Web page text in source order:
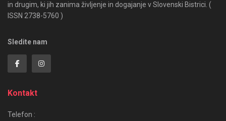
in drugim, ki jih zanima življenje in dogajanje v Slovenski Bistrici. (
ISSN 2738-5760 )
Sledite nam
Kontakt
Telefon :